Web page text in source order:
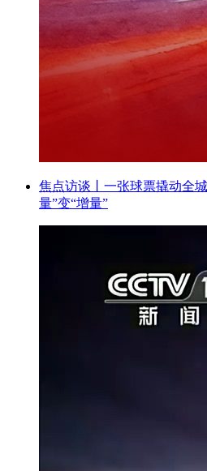
焦点访谈丨一张球票撬动全
量”变“增量”